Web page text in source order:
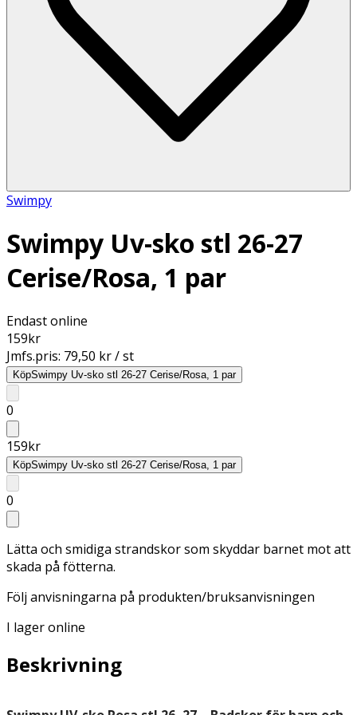
Swimpy
Swimpy Uv-sko stl 26-27
Cerise/Rosa, 1 par
Endast online
159kr
Jmfs.pris: 79,50 kr / st
KöpSwimpy Uv-sko stl 26-27 Cerise/Rosa, 1 par
0
159kr
KöpSwimpy Uv-sko stl 26-27 Cerise/Rosa, 1 par
0
Lätta och smidiga strandskor som skyddar barnet mot att
skada på fötterna.
Följ anvisningarna på produkten/bruksanvisningen
I lager online
Beskrivning